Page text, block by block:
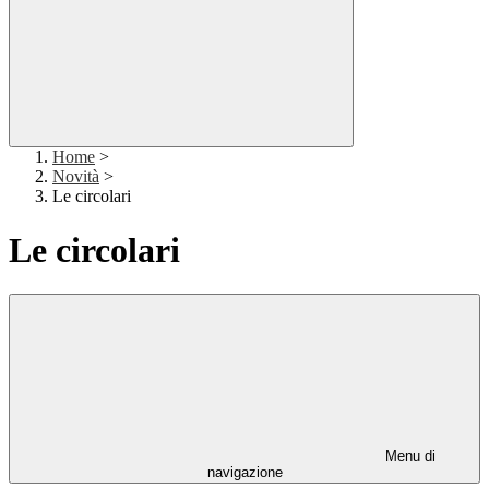
Home >
Novità >
Le circolari
Le circolari
Menu di
navigazione